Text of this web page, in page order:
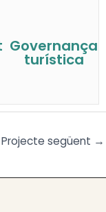
Governança
turística
Projecte següent →